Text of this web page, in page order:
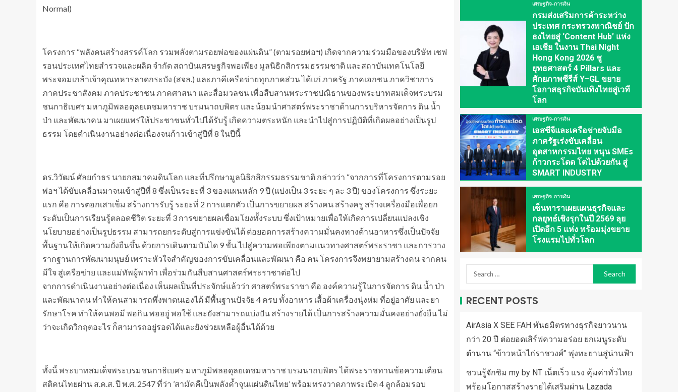
Normal)
โครงการ “พลังคนสร้างสรรค์โลก รวมพลังตามรอยพ่อของแผ่นดิน” (ตามรอยพ่อฯ) เกิดจากความร่วมมือของบริษัท เชฟ
รอนประเทศไทยสำรวจและผลิต จำกัด สถาบันเศรษฐกิจพอเพียง มูลนิธิกสิกรรมธรรมชาติ และสถาบันเทคโนโลยี
พระจอมเกล้าเจ้าคุณทหารลาดกระบัง (สจล.) และภาคีเครือข่ายทุกภาคส่วน ได้แก่ ภาครัฐ ภาคเอกชน ภาควิชาการ
ภาคประชาสังคม ภาคประชาชน ภาคศาสนา และสื่อมวลชน เพื่อสืบสานพระราชปณิธานของพระบาทสมเด็จพระบรม
ชนกาธิเบศร มหาภูมิพลอดุลยเดชมหาราช บรมนาถบพิตร และน้อมนำศาสตร์พระราชาด้านการบริหารจัดการ ดิน น้ำ
ป่า และพัฒนาคน มาเผยแพร่ให้ประชาชนทั่วไปได้รับรู้ เกิดความตระหนัก และนำไปสู่การปฏิบัติที่เกิดผลอย่างเป็นรูป
ธรรม โดยดำเนินงานอย่างต่อเนื่องจนก้าวเข้าสู่ปีที่ 8 ในปีนี้
ดร.วิวัฒน์ ศัลยกำธร นายกสมาคมดินโลก และที่ปรึกษามูลนิธิกสิกรรมธรรมชาติ กล่าวว่า “จากการที่โครงการตามรอย
พ่อฯ ได้ขับเคลื่อนมาจนเข้าสู่ปีที่ 8 ซึ่งเป็นระยะที่ 3 ของแผนหลัก 9 ปี (แบ่งเป็น 3 ระยะ ๆ ละ 3 ปี) ของโครงการ ซึ่งระยะ
แรก คือ การตอกเสาเข็ม สร้างการรับรู้ ระยะที่ 2 การแตกตัว เป็นการขยายผล สร้างคน สร้างครู สร้างเครื่องมือเพื่อยก
ระดับเป็นการเรียนรู้ตลอดชีวิต ระยะที่ 3 การขยายผลเชื่อมโยงทั้งระบบ ซึ่งเป้าหมายเพื่อให้เกิดการเปลี่ยนแปลงเชิง
นโยบายอย่างเป็นรูปธรรม สามารถยกระดับสู่การแข่งขันได้ ต่อยอดการสร้างความมั่นคงทางด้านอาหารซึ่งเป็นปัจจัย
พื้นฐานให้เกิดความยั่งยืนขึ้น ด้วยการเดินตามบันได 9 ขั้น ไปสู่ความพอเพียงตามแนวทางศาสตร์พระราชา และการวาง
รากฐานการพัฒนามนุษย์ เพราะหัวใจสำคัญของการขับเคลื่อนและพัฒนา คือ คน โครงการจึงพยายามสร้างคน จากคน
มีใจ สู่เครือข่าย และแม่ทัพผู้พาทำ เพื่อร่วมกันสืบสานศาสตร์พระราชาต่อไป
จากการดำเนินงานอย่างต่อเนื่อง เห็นผลเป็นที่ประจักษ์แล้วว่า ศาสตร์พระราชา คือ องค์ความรู้ในการจัดการ ดิน น้ำ ป่า
และพัฒนาคน ทำให้คนสามารถพึ่งพาตนเองได้ มีพื้นฐานปัจจัย 4 ครบ ทั้งอาหาร เสื้อผ้าเครื่องนุ่งห่ม ที่อยู่อาศัย และยา
รักษาโรค ทำให้คนพอมี พอกิน พออยู่ พอใช้ และยังสามารถแบ่งปัน สร้างรายได้ เป็นการสร้างความมั่นคงอย่างยั่งยืน ไม่
ว่าจะเกิดวิกฤตอะไร ก็สามารถอยู่รอดได้และยังช่วยเหลือผู้อื่นได้ด้วย
ทั้งนี้ พระบาทสมเด็จพระบรมชนกาธิเบศร มหาภูมิพลอดุลยเดชมหาราช บรมนาถบพิตร ได้พระราชทานข้อความเตือน
สติคนไทยผ่าน ส.ค.ส. ปี พ.ศ. 2547 ที่ว่า ’สามัคคีเป็นพลังค้ำจุนแผ่นดินไทย’ พร้อมทรงวาดภาพระเบิด 4 ลูกล้อมรอบ
เศรษฐกิจ-การเงิน
กรมส่งเสริมการค้าระหว่าง
ประเทศ กระทรวงพาณิชย์ ปัก
ธงไทยสู่ ‘Content Hub’ แห่ง
เอเชีย ในงาน Thai Night
Hong Kong 2026 ชู
ยุทธศาสตร์ 4 Pillars และ
ศักยภาพซีรีส์ Y–GL ขยาย
โอกาสธุรกิจบันเทิงไทยสู่เวที
โลก
เศรษฐกิจ-การเงิน
เอสซีจีและเครือข่ายจับมือ
ภาครัฐเร่งขับเคลื่อน
อุตสาหกรรมไทย หนุน SMEs
ก้าวกระโดด โตไปด้วยกัน สู่
SMART INDUSTRY
เศรษฐกิจ-การเงิน
เซ็นทาราเผยแผนธุรกิจและ
กลยุทธ์เชิงรุกในปี 2569 ลุย
เปิดอีก 5 แห่ง พร้อมมุ่งขยาย
โรงแรมไปทั่วโลก
RECENT POSTS
AirAsia X SEE FAH พันธมิตรทางธุรกิจยาวนาน
กว่า 20 ปี ต่อยอดเสิร์ฟความอร่อย ยกเมนูระดับ
ตำนาน “ข้าวหน้าไก่ราชวงศ์” พุ่งทะยานสู่น่านฟ้า
ชวนรู้จักซิม my by NT เน็ตเร็ว แรง คุ้มค่าทั่วไทย
พร้อมโอกาสสร้างรายได้เสริมผ่าน Lazada